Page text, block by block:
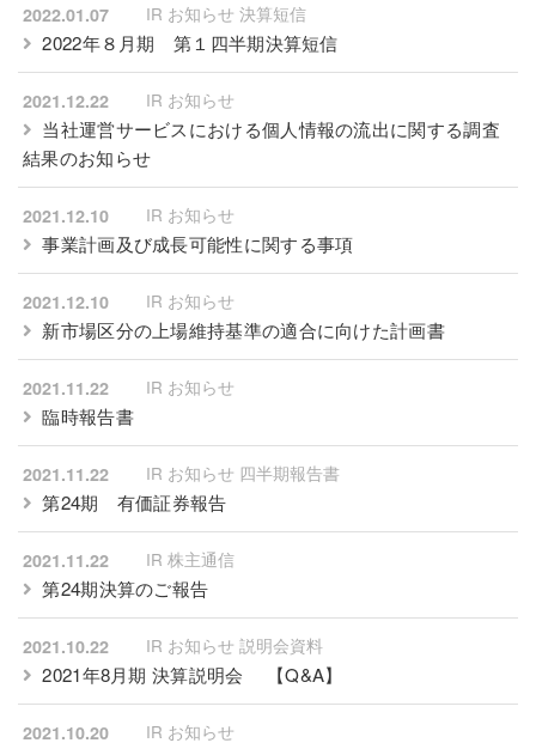
2022.01.07 IR お知らせ 決算短信
2022年８月期 第１四半期決算短信
2021.12.22 IR お知らせ
当社運営サービスにおける個人情報の流出に関する調査
結果のお知らせ
2021.12.10 IR お知らせ
事業計画及び成長可能性に関する事項
2021.12.10 IR お知らせ
新市場区分の上場維持基準の適合に向けた計画書
2021.11.22 IR お知らせ
臨時報告書
2021.11.22 IR お知らせ 四半期報告書
第24期 有価証券報告
2021.11.22 IR 株主通信
第24期決算のご報告
2021.10.22 IR お知らせ 説明会資料
2021年8月期 決算説明会 【Q&A】
2021.10.20 IR お知らせ